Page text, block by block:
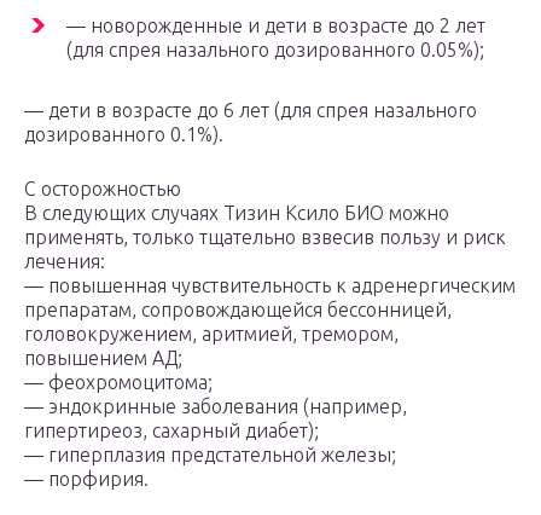
— новорожденные и дети в возрасте до 2 лет
(для спрея назального дозированного 0.05%);
— дети в возрасте до 6 лет (для спрея назального
дозированного 0.1%).
С осторожностью
В следующих случаях Тизин Ксило БИО можно
применять, только тщательно взвесив пользу и риск
лечения:
— повышенная чувствительность к адренергическим
препаратам, сопровождающейся бессонницей,
головокружением, аритмией, тремором,
повышением АД;
— феохромоцитома;
— эндокринные заболевания (например,
гипертиреоз, сахарный диабет);
— гиперплазия предстательной железы;
— порфирия.